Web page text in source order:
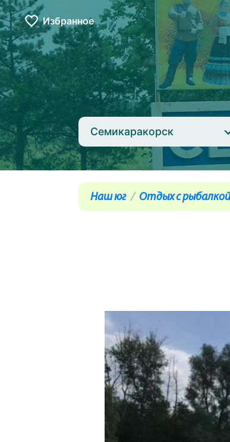
Избранное
Семикаракорск
Наш юг Отдых с